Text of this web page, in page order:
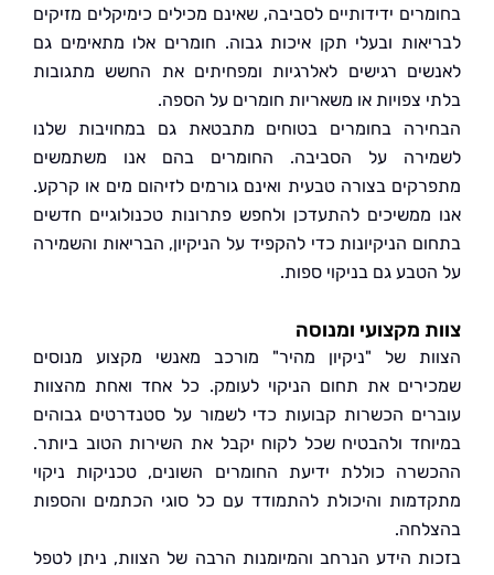
ידידותיים לסביבה, שאינם מכילים כימיקלים מזיקים
ובעלי תקן איכות גבוה. חומרים אלו מתאימים גם
רגישים לאלרגיות ומפחיתים את החשש מתגובות
צפויות או משאריות חומרים על הספה.
בחומרים בטוחים מתבטאת גם במחויבות שלנו
על הסביבה. החומרים בהם אנו משתמשים
בצורה טבעית ואינם גורמים לזיהום מים או קרקע.
להתעדכן ולחפש פתרונות טכנולוגיים חדשים
הניקיונות כדי להקפיד על הניקיון, הבריאות והשמירה
גם בניקוי ספות.
מקצועי ומנוסה
של "ניקיון מהיר" מורכב מאנשי מקצוע מנוסים
את תחום הניקוי לעומק. כל אחד ואחת מהצוות
הכשרות קבועות כדי לשמור על סטנדרטים גבוהים
ולהבטיח שכל לקוח יקבל את השירות הטוב ביותר.
כוללת ידיעת החומרים השונים, טכניקות ניקוי
והיכולת להתמודד עם כל סוגי הכתמים והספות
הידע הנרחב והמיומנות הרבה של הצוות, ניתן לטפל